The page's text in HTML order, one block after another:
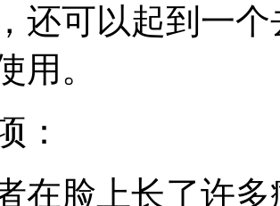
还可以起到一
用。
：
在脸上长了许